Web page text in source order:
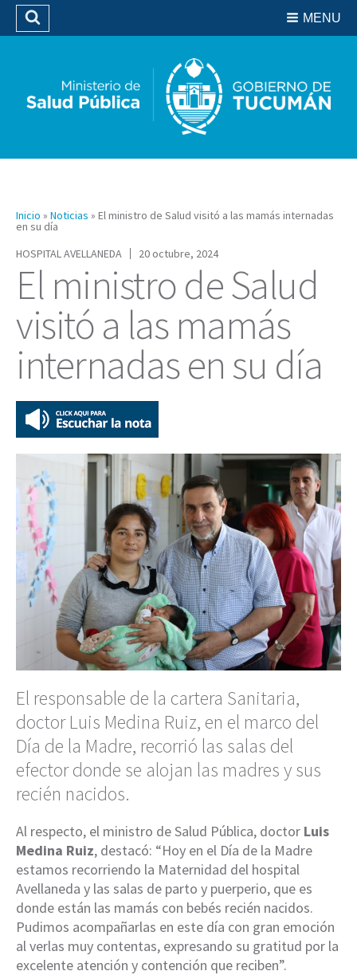
Biblioteca
MENU
Buscar
Inicio » Noticias » El ministro de Salud visitó a las mamás internadas
en su día
HOSPITAL AVELLANEDA
20 octubre, 2024
El ministro de Salud
visitó a las mamás
internadas en su día
El responsable de la cartera Sanitaria,
doctor Luis Medina Ruiz, en el marco del
Día de la Madre, recorrió las salas del
efector donde se alojan las madres y sus
recién nacidos.
Al respecto, el ministro de Salud Pública, doctor Luis
Medina Ruiz, destacó: “Hoy en el Día de la Madre
estamos recorriendo la Maternidad del hospital
Avellaneda y las salas de parto y puerperio, que es
donde están las mamás con bebés recién nacidos.
Pudimos acompañarlas en este día con gran emoción
al verlas muy contentas, expresando su gratitud por la
excelente atención y contención que reciben”.